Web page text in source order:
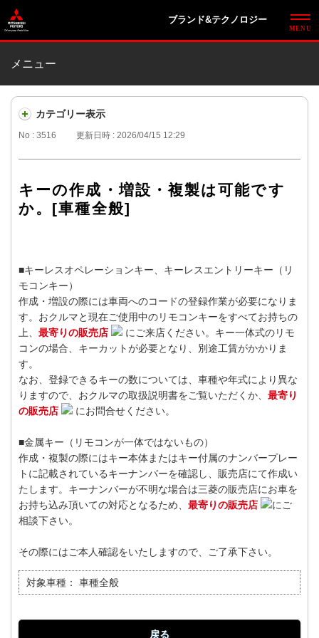
ブランド&テクノロジー
メニュー
カテゴリー表示
No : 3516 更新日時 : 2026/04/15 12:29
キーの作成・増設・複製は可能です
か。[車種全般]
■キーレスオペレーションキー、キーレスエントリーキー（リ
モコンキー）
作成・増設の際には車両へのコードの登録作業が必要になりま
す。おクルマと現在ご使用中のリモコンキーをすべてお持ちの
上、 最寄りの販売店
にご来店ください。キー一体式のリモ
コンの場合、キーカットが必要となり、別途工賃がかかりま
す。
なお、登録できるキーの数については、車種や年式により異な
りますので、おクルマの取扱説明書をご覧いただくか、 最寄り
の販売店
にお問合せください。
■金属キー（リモコンが一体ではないもの）
作成・複製の際にはキー本体またはキー付属のナンバープレー
トに記載されているキーナンバーを確認し、販売店にて作成い
たします。キーナンバーが不明な場合は三菱の販売店にお車を
お持ち込み頂いての対応となるため、 最寄りの販売店
にご
相談下さい。
その際にはご本人確認をいたしますので、ご了承下さい。
対象車種： 車種全般
戻る